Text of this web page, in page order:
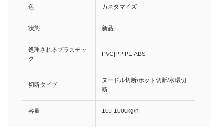
色 カスタマイズ
状態 新品
処理されるプラスチッ
ク
PVC|PP|PE|ABS
切断タイプ
ヌードル切断/ホット切断/水環切
断
容量 100-1000kg/h